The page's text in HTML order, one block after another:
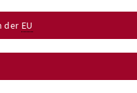
der EU